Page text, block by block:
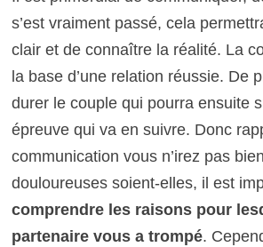
s’est vraiment passé, cela
clair et de connaître la réalité. La
la base d’une relation réussie. De
durer le couple qui pourra ensuite
épreuve qui va en suivre. Donc
communication vous n’irez pas
douloureuses soient-elles, il est
comprendre les raisons pour
partenaire vous a trompé.